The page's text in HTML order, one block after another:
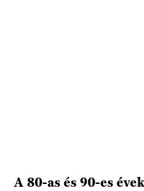
A 80-as és 90-es